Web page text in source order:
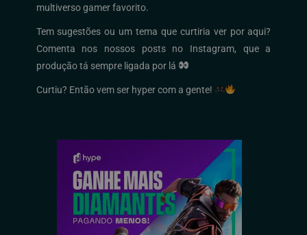
multiverso gamer favorito.
Tem sugestões ou um tema que curtiria ver por aqui?
Comenta nos nossos posts no Instagram, que a
produção tá sempre ligada por lá
Curtiu? Então vem ser hyper com a gente!